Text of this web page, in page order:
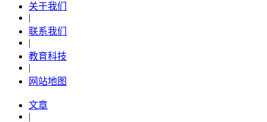
关于我们
|
联系我们
|
教育科技
|
网站地图
文章
|